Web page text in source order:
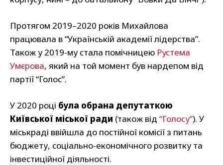
Протягом 2019–2020 років Михайлова
працювала в “Українській академії лідерства”.
Також у 2019-му стала помічницею Рустема
Умєрова, який на той момент був нардепом від
партії “Голос”.
У 2020 році була обрана депутаткою
Київської міської ради (також від “Голосу”). У
міськраді ввійшла до постійної комісії з питань
бюджету, соціально-економічного розвитку та
інвестиційної діяльності.